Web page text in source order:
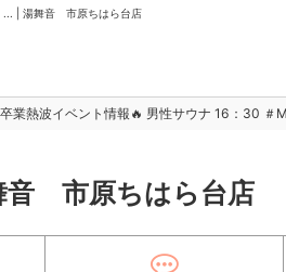
... | 湯舞音 市原ちはら台店
業熱波イベント情報🔥 男性サウナ 16：30
音 市原ちはら台店